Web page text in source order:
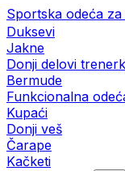
Sportska odeća
Duksevi
Jakne
Donji delovi
Bermude
Funkcionalna
Kupaći
Donji veš
Čarape
Kačketi